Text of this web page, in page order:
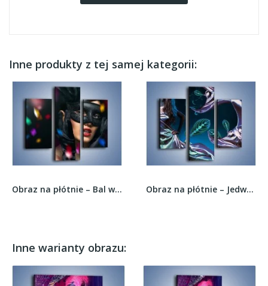
Inne produkty z tej samej kategorii:
Obraz na płótnie – Bal w czarnych maskach –... Obraz na płótnie – Jedwab liście i kobieta –...
Inne warianty obrazu: